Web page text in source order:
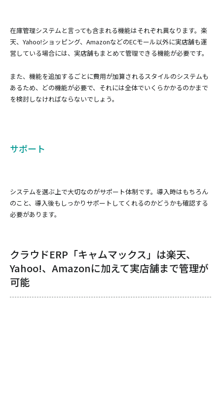
在庫管理システムと言っても含まれる機能はそれぞれ異なります。楽
天、Yahoo!ショッピング、AmazonなどのECモール以外に実店舗も運
営している場合には、実店舗もまとめて管理できる機能が必要です。
また、機能を追加するごとに費用が加算されるスタイルのシステムも
あるため、どの機能が必要で、それには全体でいくらかかるのかまで
を検討しなければならないでしょう。
サポート
システムを選ぶ上で大切なのがサポート体制です。導入時はもちろん
のこと、導入後もしっかりサポートしてくれるのかどうかも確認する
必要があります。
クラウドERP「キャムマックス」は楽天、
Yahoo!、Amazonに加えて実店舗まで管理が
可能